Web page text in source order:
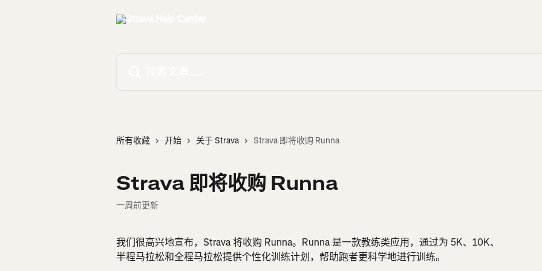
所有收藏 开始 关于 Strava Strava 即将收购 Runna
Strava 即将收购 Runna
一周前更新
我们很高兴地宣布，Strava 将收购 Runna。Runna 是一款教练类应用，通过为 5K、10K、
半程马拉松和全程马拉松提供个性化训练计划，帮助跑者更科学地进行训练。